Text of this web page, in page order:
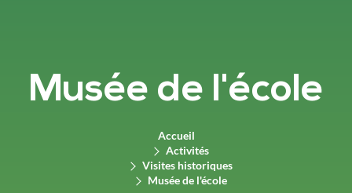
Musée de l'école
Accueil
Activités
Visites historiques
Musée de l'école